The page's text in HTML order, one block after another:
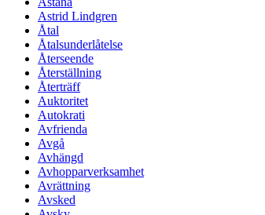
Astrid Lindgren
Åtal
Åtalsunderlåtelse
Återseende
Återställning
Återträff
Auktoritet
Autokrati
Avfrienda
Avgå
Avhängd
Avhopparverksamhet
Avrättning
Avsked